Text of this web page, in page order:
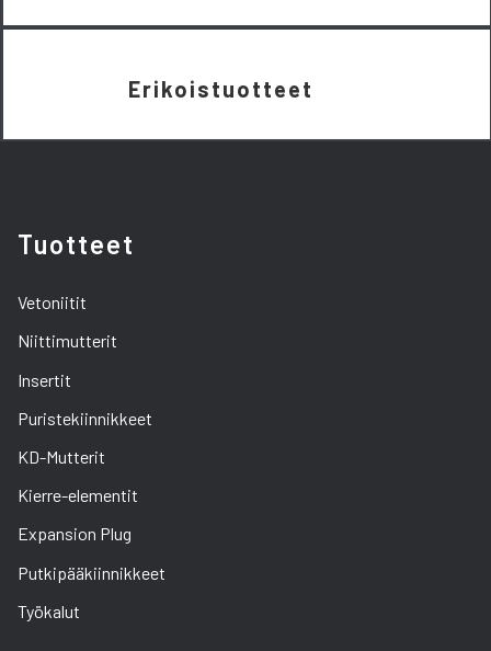
Erikoistuotteet
Tuotteet
Vetoniitit
Niittimutterit
Insertit
Puristekiinnikkeet
KD-Mutterit
Kierre-elementit
Expansion Plug
Putkipääkiinnikkeet
Työkalut